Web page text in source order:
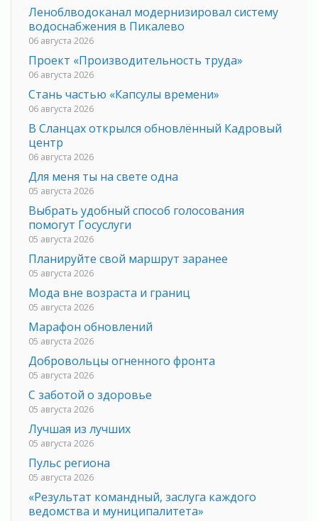
Леноблводоканал модернизировал систему
водоснабжения в Пикалево
06 августа 2026
Проект «Производительность труда»
06 августа 2026
Стань частью «Капсулы времени»
06 августа 2026
В Сланцах открылся обновлённый Кадровый
центр
06 августа 2026
Для меня ты на свете одна
05 августа 2026
Выбрать удобный способ голосования
помогут Госуслуги
05 августа 2026
Планируйте свой маршрут заранее
05 августа 2026
Мода вне возраста и границ
05 августа 2026
Марафон обновлений
05 августа 2026
Добровольцы огненного фронта
05 августа 2026
С заботой о здоровье
05 августа 2026
Лучшая из лучших
05 августа 2026
Пульс региона
05 августа 2026
«Результат командный, заслуга каждого
ведомства и муниципалитета»